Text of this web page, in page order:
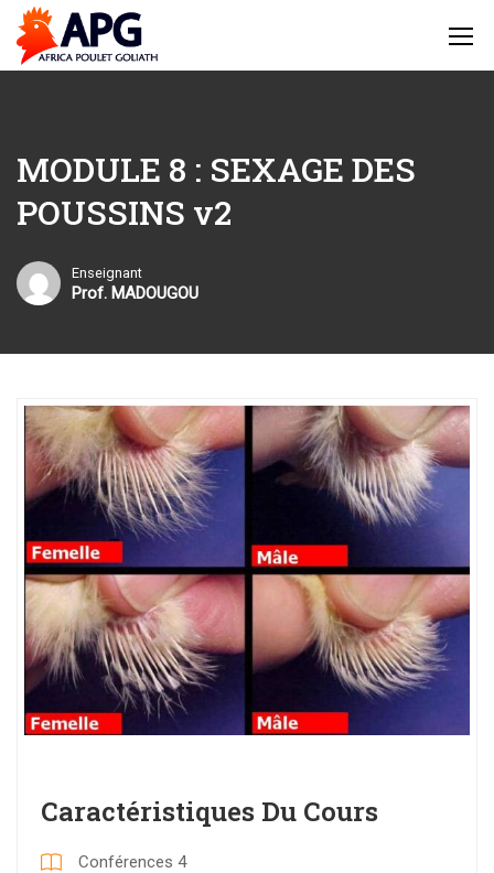
Home
Formations Avicoles – Devenez Expert avec APG
Formations
MODULE 8 : SEXAGE DES
POUSSINS v2
Enseignant
Prof. MADOUGOU
Caractéristiques Du Cours
Conférences 4